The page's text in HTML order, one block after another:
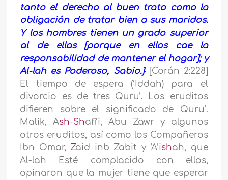
tanto el derecho al buen trato como la
obligación de tratar bien a sus maridos.
Y los hombres tienen un grado superior
al de ellas [porque en ellos cae la
responsabilidad de mantener el hogar]; y
Al-lah es Poderoso, Sabio.} [Corán 2:228]
El tiempo de espera (‘Iddah) para el
divorcio es de tres Quru’. Los eruditos
difieren sobre el significado de Quru’.
Malik, Ash-Shafi’i, Abu Zawr y algunos
otros eruditos, así como los Compañeros
Ibn Omar, Zaid inb Zabit y ‘A’ishah, que
Al-lah Esté complacido con ellos,
opinaron que la mujer tiene que esperar